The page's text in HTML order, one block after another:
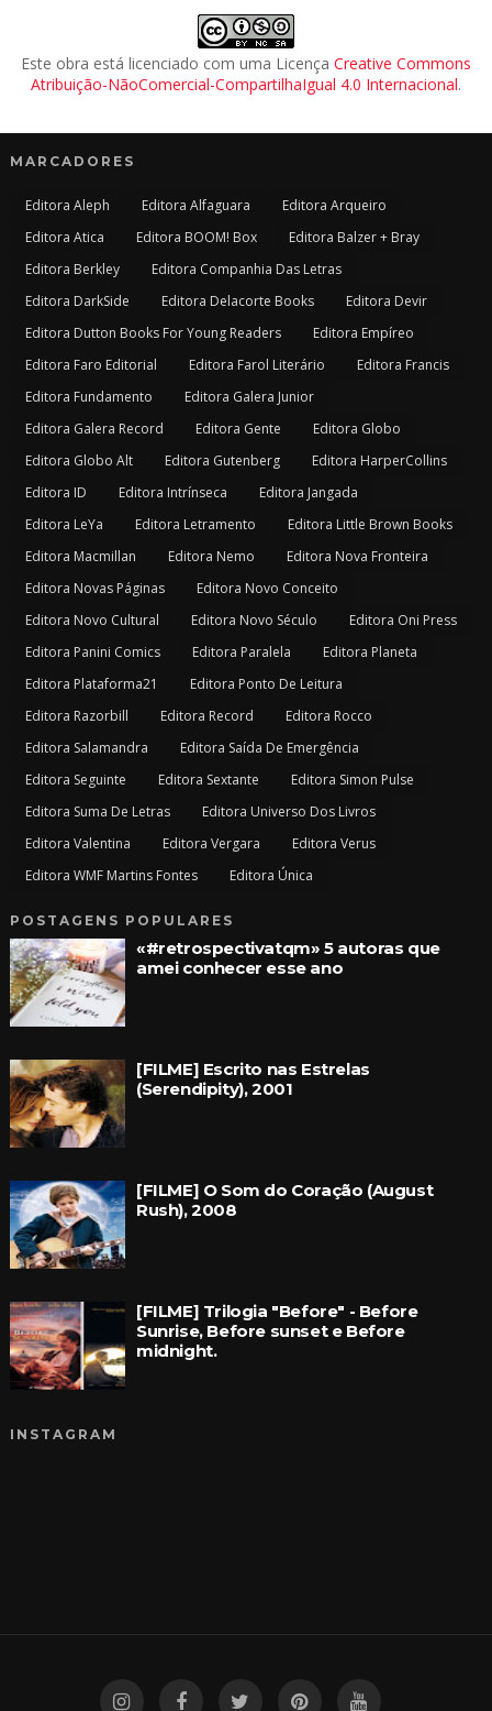
Este obra está licenciado com uma Licença Creative Commons
Atribuição-NãoComercial-CompartilhaIgual 4.0 Internacional.
MARCADORES
Editora Aleph Editora Alfaguara
Editora Arqueiro
Editora Atica
Editora BOOM! Box
Editora Balzer + Bray
Editora Berkley
Editora Companhia Das Letras
Editora DarkSide
Editora Delacorte Books
Editora Devir
Editora Dutton Books For Young Readers
Editora Empíreo
Editora Faro Editorial
Editora Farol Literário
Editora Francis
Editora Fundamento
Editora Galera Junior
Editora Galera Record
Editora Gente
Editora Globo
Editora Globo Alt
Editora Gutenberg
Editora HarperCollins
Editora ID
Editora Intrínseca
Editora Jangada
Editora LeYa
Editora Letramento
Editora Little Brown Books
Editora Macmillan
Editora Nemo
Editora Nova Fronteira
Editora Novas Páginas
Editora Novo Conceito
Editora Novo Cultural
Editora Novo Século
Editora Oni Press
Editora Panini Comics
Editora Paralela
Editora Planeta
Editora Plataforma21
Editora Ponto De Leitura
Editora Razorbill
Editora Record
Editora Rocco
Editora Salamandra
Editora Saída De Emergência
Editora Seguinte
Editora Sextante
Editora Simon Pulse
Editora Suma De Letras
Editora Universo Dos Livros
Editora Valentina
Editora Vergara
Editora Verus
Editora WMF Martins Fontes
Editora Única
POSTAGENS POPULARES
«#retrospectivatqm» 5 autoras que
amei conhecer esse ano
[FILME] Escrito nas Estrelas
(Serendipity), 2001
[FILME] O Som do Coração (August
Rush), 2008
[FILME] Trilogia "Before" - Before
Sunrise, Before sunset e Before
midnight.
INSTAGRAM